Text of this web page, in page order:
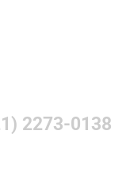
2273-0138